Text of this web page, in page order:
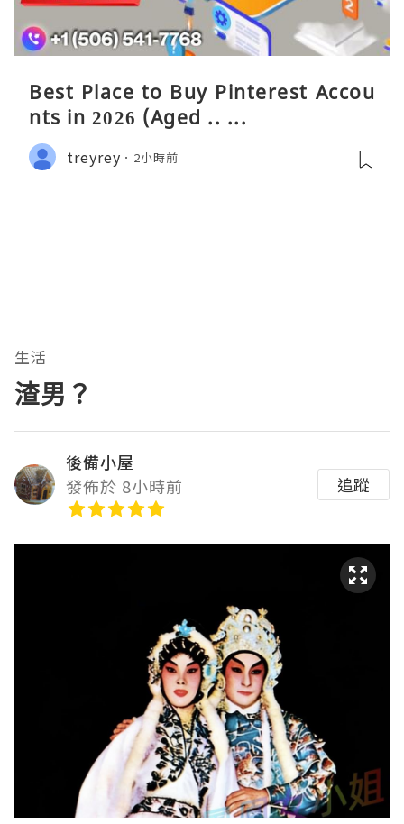
Best Place to Buy Pinterest Accou
nts in 2026 (Aged .. ...
treyrey 2小時前
生活
渣男？
後備小屋
發佈於 8小時前
追蹤